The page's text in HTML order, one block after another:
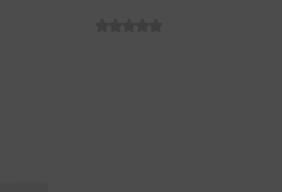
Za liječenje ekcema,